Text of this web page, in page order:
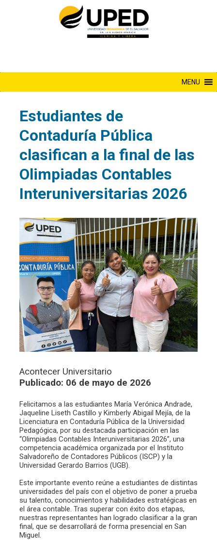
MENU
Estudiantes de
Contaduría Pública
clasifican a la final de las
Olimpiadas Contables
Interuniversitarias 2026
Acontecer Universitario
Publicado: 06 de mayo de 2026
Felicitamos a las estudiantes María Verónica Andrade,
Jaqueline Liseth Castillo y Kimberly Abigail Mejía, de la
Licenciatura en Contaduría Pública de la Universidad
Pedagógica, por su destacada participación en las
“Olimpiadas Contables Interuniversitarias 2026”, una
competencia académica organizada por el Instituto
Salvadoreño de Contadores Públicos (ISCP) y la
Universidad Gerardo Barrios (UGB).
Este importante evento reúne a estudiantes de distintas
universidades del país con el objetivo de poner a prueba
su talento, conocimientos y habilidades estratégicas en
el área contable. Tras superar con éxito dos etapas,
nuestras representantes han logrado clasificar a la gran
final, que se desarrollará de forma presencial en San
Miguel.